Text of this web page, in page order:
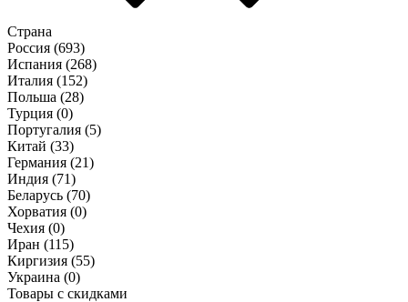
Страна
Россия (693)
Испания (268)
Италия (152)
Польша (28)
Турция (0)
Португалия (5)
Китай (33)
Германия (21)
Индия (71)
Беларусь (70)
Хорватия (0)
Чехия (0)
Иран (115)
Киргизия (55)
Украина (0)
Товары с скидками